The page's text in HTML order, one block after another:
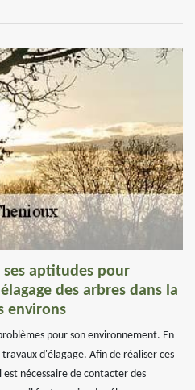
ses aptitudes pour
des arbres dans la
environs
pour son environnement. En
d'élagage. Afin de réaliser ces
nécessaire de contacter des